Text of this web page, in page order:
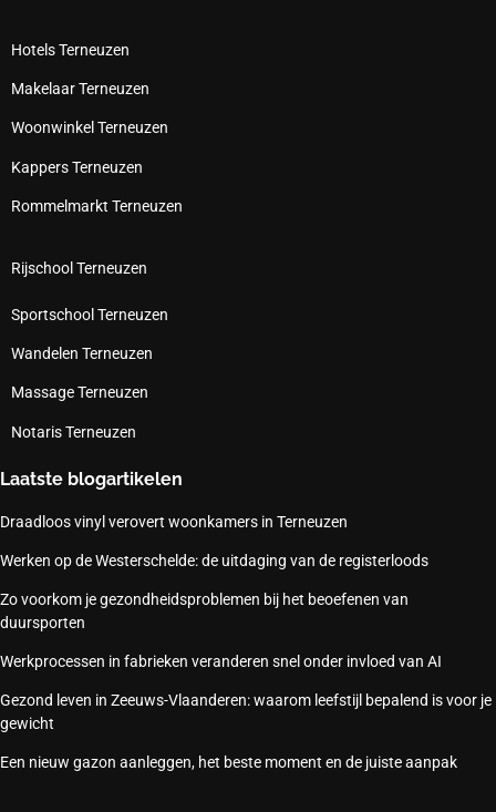
Hotels Terneuzen
Makelaar Terneuzen
Woonwinkel Terneuzen
Kappers Terneuzen
Rommelmarkt Terneuzen
Rijschool Terneuzen
Sportschool Terneuzen
Wandelen Terneuzen
Massage Terneuzen
Notaris Terneuzen
Laatste blogartikelen
Draadloos vinyl verovert woonkamers in Terneuzen
Werken op de Westerschelde: de uitdaging van de registerloods
Zo voorkom je gezondheidsproblemen bij het beoefenen van
duursporten
Werkprocessen in fabrieken veranderen snel onder invloed van AI
Gezond leven in Zeeuws-Vlaanderen: waarom leefstijl bepalend is voor je
gewicht
Een nieuw gazon aanleggen, het beste moment en de juiste aanpak